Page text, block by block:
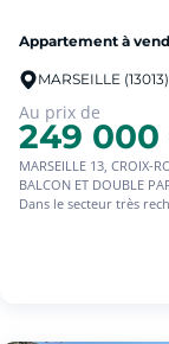
Appartement à
MARSEILLE (13013)
Au prix de
249
MARSEILLE 13, CROIX-ROUGE , 3 PIECES RÉCENT DE 69
BALCON ET DOUBLE
Dans le secteur très
appartement T3 de 69
sécurisée et
Dès l'entrée, vous
ouverte, offrant un